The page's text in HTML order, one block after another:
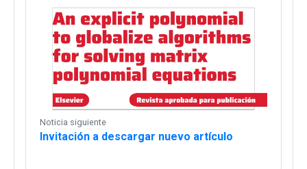
Noticia siguiente
Invitación a descargar nuevo artículo